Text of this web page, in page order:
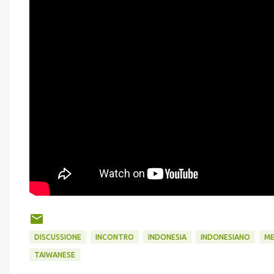
DISCUSSIONE INCONTRO INDONESIA INDONESIANO
TAIWANESE